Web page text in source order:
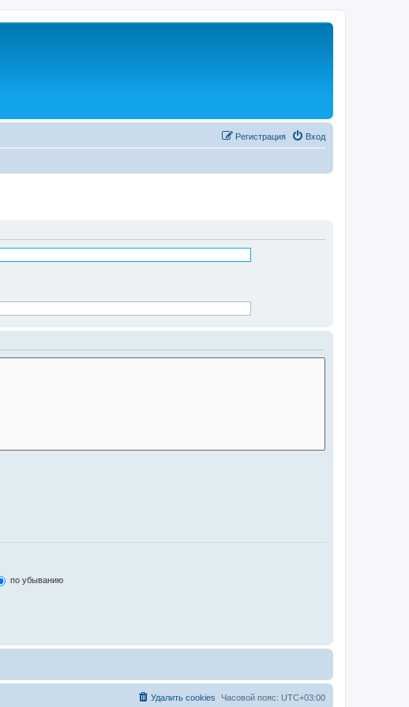
Вход
Регистрация
по убыванию
Часовой пояс: UTC+03:00
Удалить cookies